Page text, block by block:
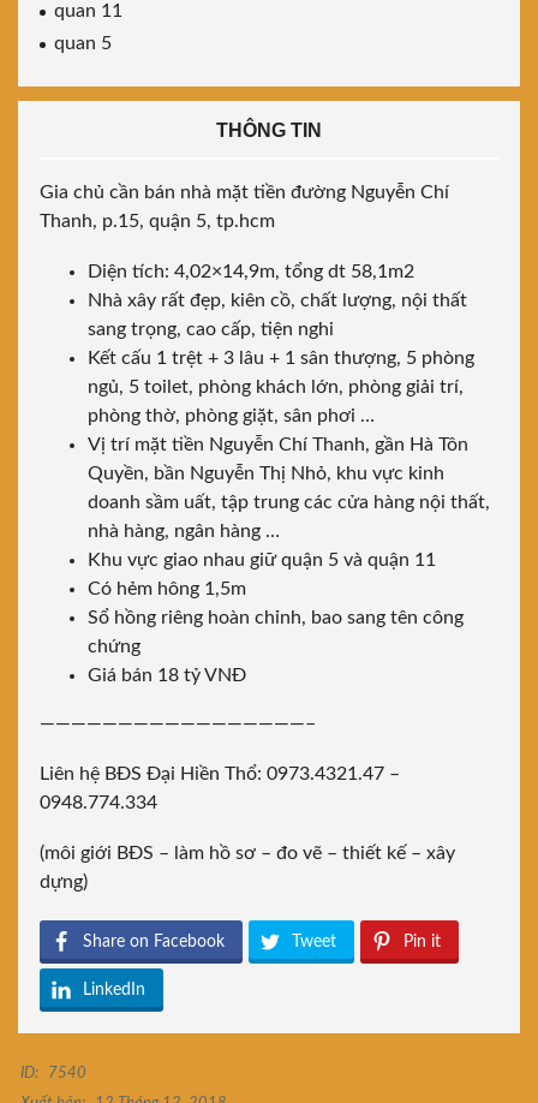
quan 11
quan 5
THÔNG TIN
Gia chủ cần bán nhà mặt tiền đường Nguyễn Chí
Thanh, p.15, quận 5, tp.hcm
Diện tích: 4,02×14,9m, tổng dt 58,1m2
Nhà xây rất đẹp, kiên cồ, chất lượng, nội thất
sang trọng, cao cấp, tiện nghi
Kết cấu 1 trệt + 3 lâu + 1 sân thượng, 5 phòng
ngủ, 5 toilet, phòng khách lớn, phòng giải trí,
phòng thờ, phòng giặt, sân phơi …
Vị trí mặt tiền Nguyễn Chí Thanh, gần Hà Tôn
Quyền, bần Nguyễn Thị Nhỏ, khu vực kinh
doanh sầm uất, tập trung các cửa hàng nội thất,
nhà hàng, ngân hàng …
Khu vực giao nhau giữ quận 5 và quận 11
Có hẻm hông 1,5m
Sổ hồng riêng hoàn chỉnh, bao sang tên công
chứng
Giá bán 18 tỷ VNĐ
—————————————————–
Liên hệ BĐS Đại Hiền Thổ: 0973.4321.47 –
0948.774.334
(môi giới BĐS – làm hồ sơ – đo vẽ – thiết kế – xây
dựng)
Share on Facebook Tweet Pin it
LinkedIn
ID:
7540